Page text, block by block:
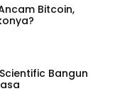
Bitcoin,
Bangun